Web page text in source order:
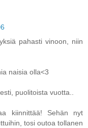
pahasti vinoon, niin
naisia olla<3
puolitoista vuotta..
kiinnittää! Sehän nyt
tosi outoa tollanen